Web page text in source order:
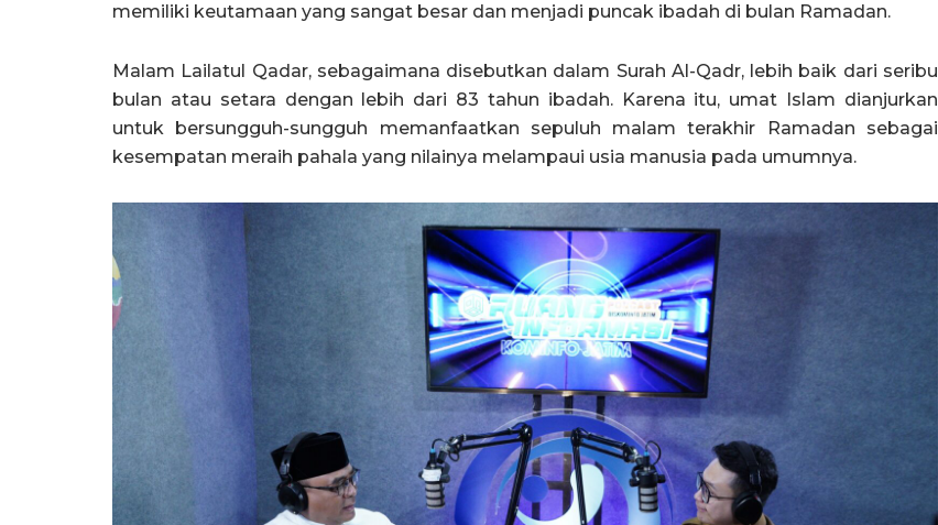
memiliki keutamaan yang sangat besar dan menjadi puncak ibadah di bulan Ramadan.
Malam Lailatul Qadar, sebagaimana disebutkan dalam Surah Al-Qadr, lebih baik dari seribu
bulan atau setara dengan lebih dari 83 tahun ibadah. Karena itu, umat Islam dianjurkan
untuk bersungguh-sungguh memanfaatkan sepuluh malam terakhir Ramadan sebagai
kesempatan meraih pahala yang nilainya melampaui usia manusia pada umumnya.